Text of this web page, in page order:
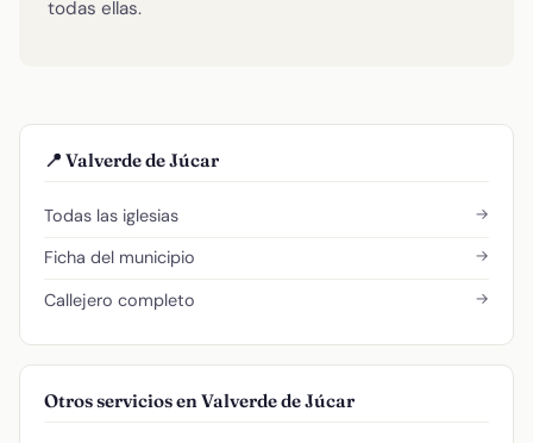
todas ellas.
📍 Valverde de Júcar
Todas las iglesias →
Ficha del municipio →
Callejero completo →
Otros servicios en Valverde de Júcar